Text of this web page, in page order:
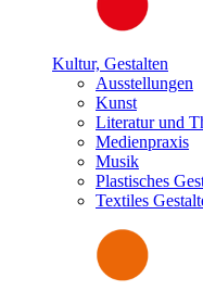
Kultur, Gestalten
Ausstellungen
Kunst
Literatur und
Medienpraxis
Musik
Plastisches
Textiles